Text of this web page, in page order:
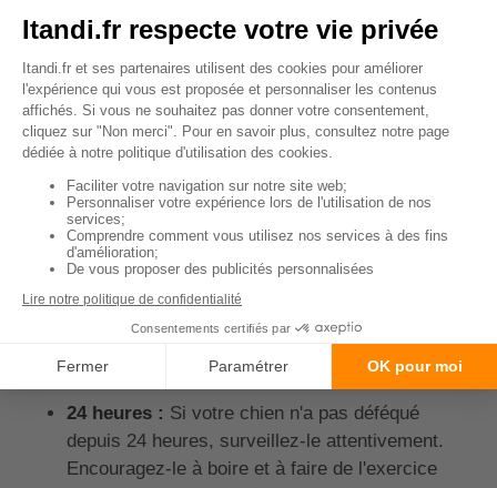
↑ Sommaire
Combien de temps peut
durer la constipation chez
un chien sans danger ?
La durée de la constipation chez un chien peut varier
en fonction de plusieurs facteurs. Cependant, il est
généralement considéré que si votre chien n'a pas
déféqué depuis plus de 24 à 48 heures, il est temps
de consulter un vétérinaire. Voici quelques points à
prendre en compte :
24 heures : Si votre chien n'a pas déféqué
depuis 24 heures, surveillez-le attentivement.
Encouragez-le à boire et à faire de l'exercice